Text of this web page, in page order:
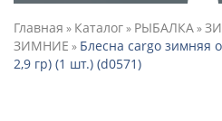
Главная » Каталог» РЫБАЛКА»
ЗИМНИЕ » Блесна cargo зимняя
2,9 гр) (1 шт.) (d0571)